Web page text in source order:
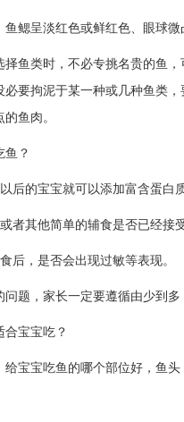
呈淡红色或鲜红色、眼球微
类时，不必专挑名贵的鱼，
必要拘泥于某一种或几种鱼类
鱼肉。
？
的宝宝就可以添加富含蛋白
其他简单的辅食是否已经接受
，是否会出现过敏等表现。
，家长一定要遵循由少到多
宝宝吃？
宝吃鱼的哪个部位好，鱼头